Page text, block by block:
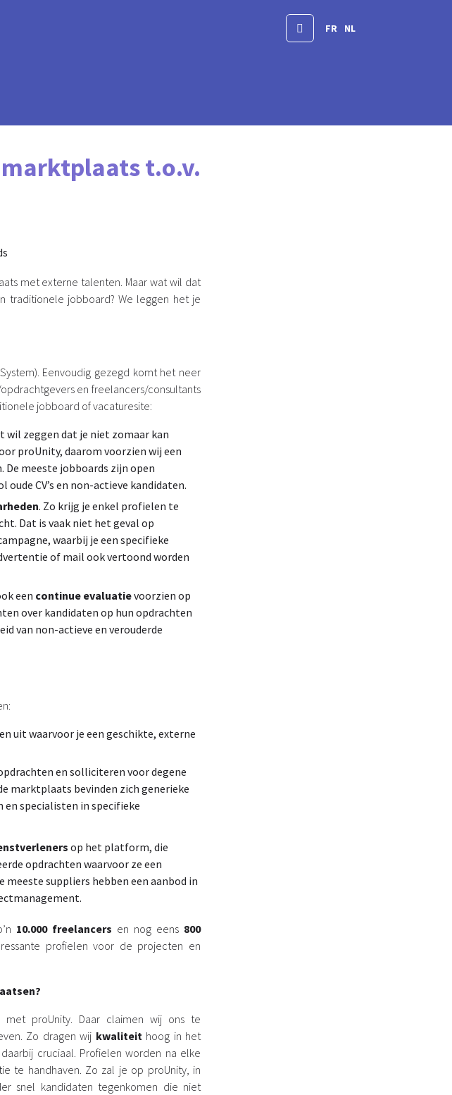
FR NL
t.o.v.
met externe talenten. Maar wat wil dat
traditionele jobboard? We leggen het je
Eenvoudig gezegd komt het neer
en freelancers/consultants
jobboard of vacaturesite:
wil zeggen dat je niet zomaar kan
proUnity, daarom voorzien wij een
De meeste jobboards zijn open
CV’s en non-actieve kandidaten.
. Zo krijg je enkel profielen te
Dat is vaak niet het geval op
waarbij je een specifieke
of mail ook vertoond worden
een continue evaluatievoorzien op
over kandidaten op hun opdrachten
van non-actieve en verouderde
uit waarvoor je een geschikte, externe
en solliciteren voor degene
marktplaats bevinden zich generieke
specialisten in specifieke
op het platform, die
opdrachten waarvoor ze een
suppliers hebben een aanbod in
10.000 freelancers en nog eens 800
profielen voor de projecten en
met proUnity. Daar claimen wij ons te
Zo dragen wij kwaliteit hoog in het
cruciaal. Profielen worden na elke
te handhaven. Zo zal je op proUnity, in
snel kandidaten tegenkomen die niet